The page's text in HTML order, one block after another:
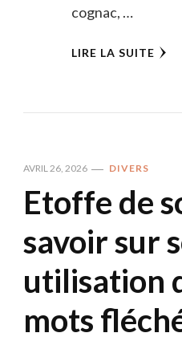
cognac, …
LIRE LA SUITE
AVRIL 26, 2026 DIVERS
Etoffe de
savoir sur
utilisation
mots